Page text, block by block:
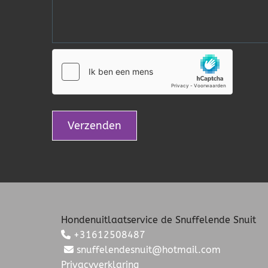
Hondenuitlaatservice de Snuffelende Snuit
 +31612508487
 snuffelendesnuit@hotmail.com
Privacyverklaring